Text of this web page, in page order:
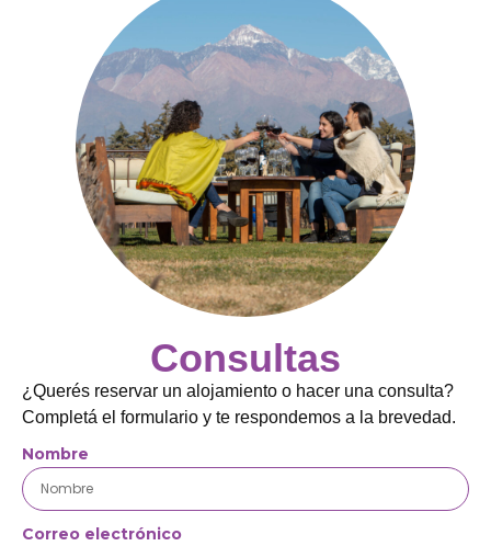
Consultas
¿Querés reservar un alojamiento o hacer una consulta?
Completá el formulario y te respondemos a la brevedad.
Nombre
Correo electrónico